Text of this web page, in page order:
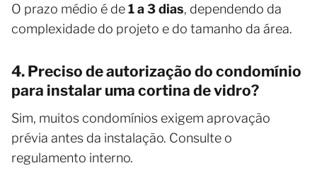
O prazo médio é de1 a 3 dias, dependendo da
complexidade do projeto e do tamanho da área.
4. Preciso de autorização do condomínio
para instalar uma cortina de vidro?
Sim, muitos condomínios exigem aprovação
prévia antes da instalação. Consulte o
regulamento interno.